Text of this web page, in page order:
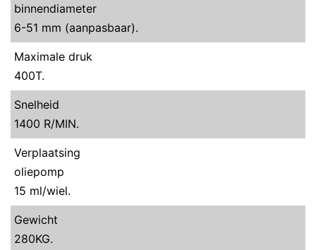
binnendiameter
6-51 mm (aanpasbaar).
Maximale druk
400T.
Snelheid
1400 R/MIN.
Verplaatsing
oliepomp
15 ml/wiel.
Gewicht
280KG.